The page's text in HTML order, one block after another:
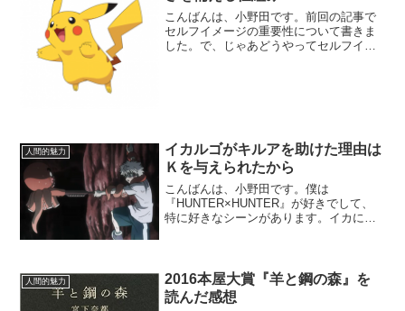
こんばんは、小野田です。前回の記事で
セルフイメージの重要性について書きま
した。で、じゃあどうやってセルフイメ
人間的魅力
イカルゴがキルアを助けた理由は
Ｋを与えられたから
こんばんは、小野田です。僕は
『HUNTER×HUNTER』が好きでして、
特に好きなシーンがあります。イカに憧
図で描かれているので...
人間的魅力
2016本屋大賞『羊と鋼の森』を
読んだ感想